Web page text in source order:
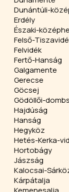
Dunántúli-
Erdély
Északi-
Felső-
Felvidék
Fertő-Hanság
Galgamente
Gerecse
Göcsej
Gödöllői-
Hajdúság
Hanság
Hegyköz
Hetés-Kerka-
Hortobágy
Jászság
Kalocsai-
Kárpátalja